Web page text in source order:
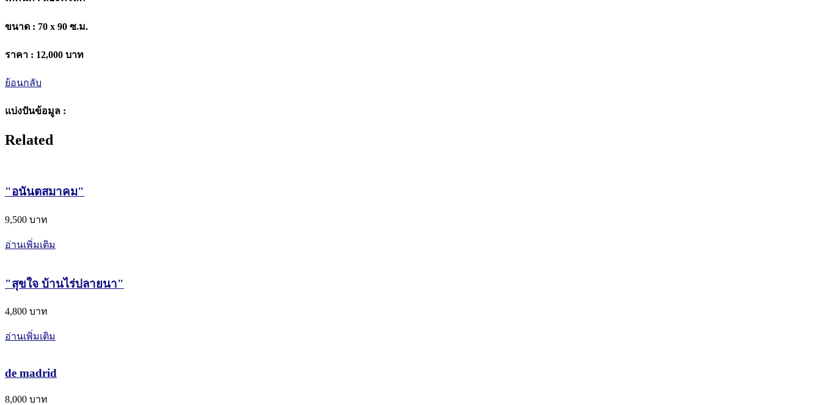
ขนาด : 70 x 90 ซ.ม.
ราคา : 12,000 บาท
ย้อนกลับ
แบ่งปันข้อมูล :
Related
"อนันตสมาคม"
9,500 บาท
อ่านเพิ่มเติม
"สุขใจ​ บ้านไร่​ปลายนา"
4,800 บาท
อ่านเพิ่มเติม
de madrid
8,000 บาท